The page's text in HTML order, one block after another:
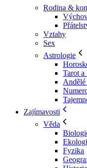
Rodina &
Vztahy
Sex
Astrologie
Tarot a
Andělé
Zajímavosti
Věda
Fyzika